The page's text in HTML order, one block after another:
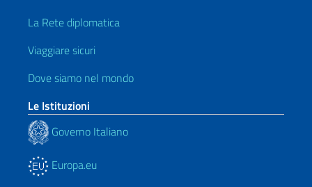
La Rete diplomatica
Viaggiare sicuri
Dove siamo nel mondo
Le Istituzioni
Governo Italiano
Europa.eu